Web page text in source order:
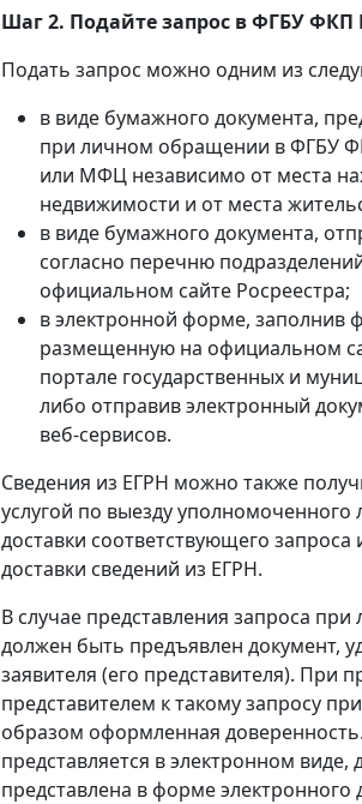
Шаг 2. Подайте запрос в ФГБУ ФКП
Подать запрос можно одним из
в виде бумажного документа,
при личном обращении в ФГБУ
или МФЦ независимо от места
недвижимости и от места
в виде бумажного документа,
согласно перечню
официальном сайте Росреестра;
в электронной форме, заполнив
размещенную на официальном
портале государственных и
либо отправив электронный
веб-сервисов.
Сведения из ЕГРН можно также
услугой по выезду уполномоченного
доставки соответствующего запроса
доставки сведений из ЕГРН.
В случае представления запроса
должен быть предъявлен документ,
заявителя (его представителя). При
представителем к такому запросу
образом оформленная
представляется в электронном
представлена в форме электронного